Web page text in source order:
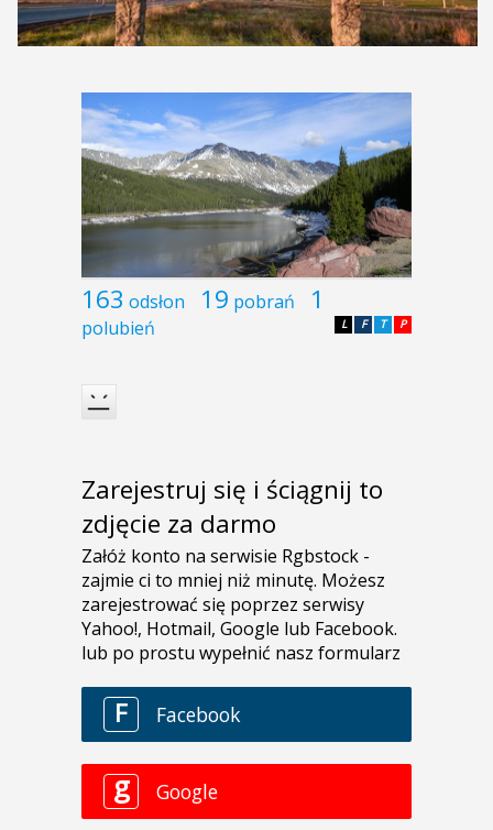
163 odsłon 19 pobrań 1
polubień P
T
F
L
Zarejestruj się i ściągnij to
zdjęcie za darmo